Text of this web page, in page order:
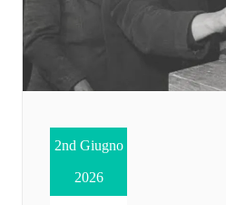
2nd Giugno
2026